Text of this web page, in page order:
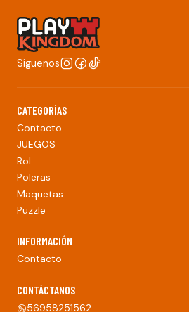
Síguenos
CATEGORÍAS
Contacto
JUEGOS
Rol
Poleras
Maquetas
Puzzle
INFORMACIÓN
Contacto
CONTÁCTANOS
56958251562